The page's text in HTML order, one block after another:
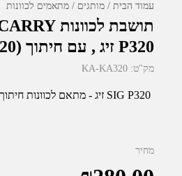
עמוד הבית מותגים מתאמים לכוונות
P320 זיג , עם חיתוך (KIRO KA-KA320)
מק"ט: KA-KA320
SIG P320 זיג - מתאם לכוונות חיתוך K
מחיר